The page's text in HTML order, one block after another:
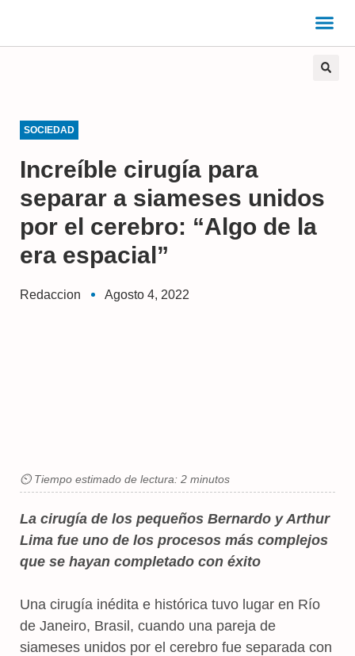
SOCIEDAD
Increíble cirugía para
separar a siameses unidos
por el cerebro: “Algo de la
era espacial”
Redaccion Agosto 4, 2022
⏲ Tiempo estimado de lectura: 2 minutos
La cirugía de los pequeños Bernardo y Arthur
Lima fue uno de los procesos más complejos
que se hayan completado con éxito
Una cirugía inédita e histórica tuvo lugar en Río
de Janeiro, Brasil, cuando una pareja de
siameses unidos por el cerebro fue separada con